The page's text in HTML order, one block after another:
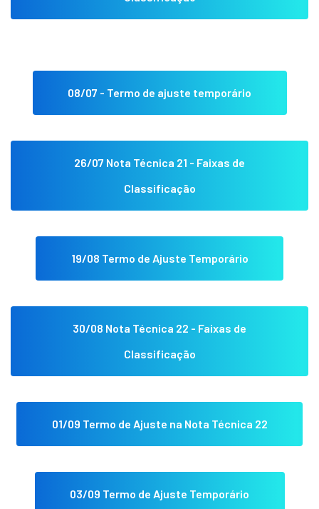
08/07 - Termo de ajuste temporário
26/07 Nota Técnica 21 - Faixas de
Classificação
19/08 Termo de Ajuste Temporário
30/08 Nota Técnica 22 - Faixas de
Classificação
01/09 Termo de Ajuste na Nota Técnica 22
03/09 Termo de Ajuste Temporário